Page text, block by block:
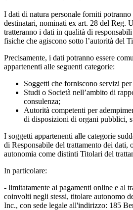
I dati di natura personale forniti potranno
destinatari, nominati ex art. 28 del Reg.
tratteranno i dati in qualità di
fisiche che agiscono sotto l’autorità del
Precisamente, i dati potranno essere
appartenenti alle seguenti categorie:
Soggetti che forniscono servizi
Studi o Società nell’ambito di
consulenza;
Autorità competenti per
di disposizioni di organi pubblici,
I soggetti appartenenti alle categorie
di Responsabile del trattamento dei dati,
autonomia come distinti Titolari del
In particolare:
- limitatamente ai pagamenti online e al
coinvolti negli stessi, titolare autonomo
Inc., con sede legale all'indirizzo: 185